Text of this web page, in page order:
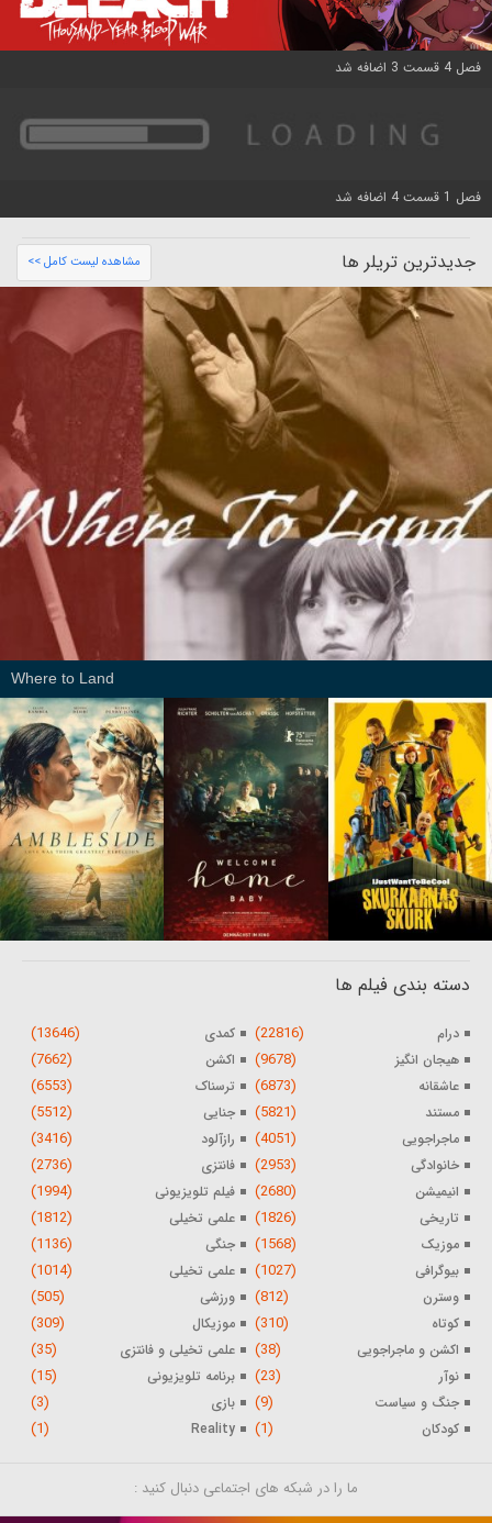
فصل 4 قسمت 3 اضافه شد
فصل 1 قسمت 4 اضافه شد
جدیدترین تریلر ها مشاهده لیست کامل >>
Where to Land
دسته بندی فیلم ها
درام (22816) کمدی (13646)
هیجان انگیز (9678) اکشن (7662)
عاشقانه (6873) ترسناک (6553)
مستند (5821) جنایی (5512)
ماجراجویی (4051) رازآلود (3416)
خانوادگی (2953) فانتزی (2736)
انیمیشن (2680) فیلم تلویزیونی (1994)
تاریخی (1826) علمی تخیلی (1812)
موزیک (1568) جنگی (1136)
بیوگرافی (1027) علمی تخیلی (1014)
وسترن (812) ورزشی (505)
کوتاه (310) موزیکال (309)
اکشن و ماجراجویی (38) علمی تخیلی و فانتزی (35)
نوآر (23) برنامه تلویزیونی (15)
جنگ و سیاست (9) بازی (3)
کودکان (1)
Reality
(1)
ما را در شبکه های اجتماعی دنبال کنید :